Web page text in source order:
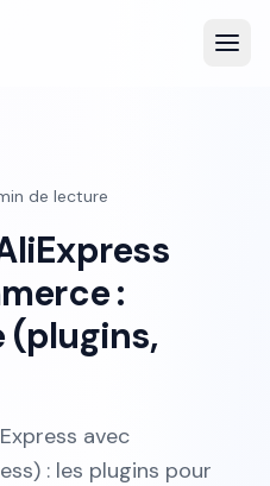
de lecture
:
(plugins,
avec
: les plugins pour